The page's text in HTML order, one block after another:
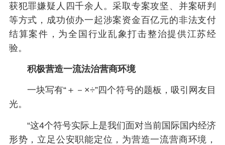
获犯罪嫌疑人四千余人。采取专案攻坚、并案研判
等方式，成功侦办一起涉案资金百亿元的非法支付
结算案件，为全国行业乱象打击整治提供江苏经
验。
积极营造一流法治营商环境
一块写有“＋－×÷”四个符号的题板，吸引网友目
光。
“这4个符号实际上是我们面对当前国际国内经济
形势，立足公安职能定位，为营造一流营商环境，